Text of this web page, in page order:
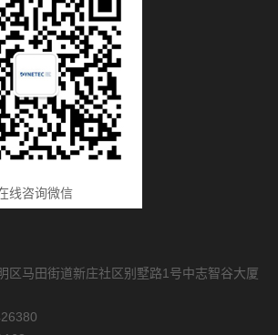
线咨询微信
区马田街道新庄社区别墅路1号中志智谷大厦